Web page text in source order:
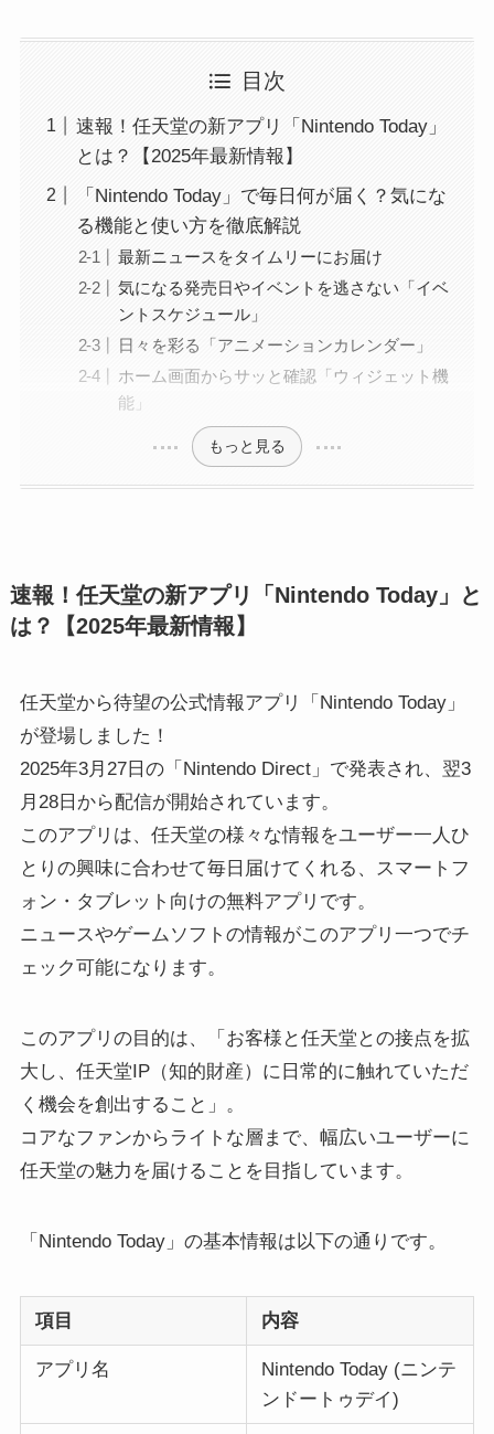
目次
速報！任天堂の新アプリ「Nintendo Today」
とは？【2025年最新情報】
「Nintendo Today」で毎日何が届く？気にな
る機能と使い方を徹底解説
最新ニュースをタイムリーにお届け
気になる発売日やイベントを逃さない「イベ
ントスケジュール」
日々を彩る「アニメーションカレンダー」
ホーム画面からサッと確認「ウィジェット機
能」
もっと見る
速報！任天堂の新アプリ「Nintendo Today」と
は？【2025年最新情報】
任天堂から待望の公式情報アプリ「Nintendo Today」
が登場しました！
2025年3月27日の「Nintendo Direct」で発表され、翌3
月28日から配信が開始されています。
このアプリは、任天堂の様々な情報をユーザー一人ひ
とりの興味に合わせて毎日届けてくれる、スマートフ
ォン・タブレット向けの無料アプリです。
ニュースやゲームソフトの情報がこのアプリ一つでチ
ェック可能になります。
このアプリの目的は、「お客様と任天堂との接点を拡
大し、任天堂IP（知的財産）に日常的に触れていただ
く機会を創出すること」。
コアなファンからライトな層まで、幅広いユーザーに
任天堂の魅力を届けることを目指しています。
「Nintendo Today」の基本情報は以下の通りです。
項目 内容
アプリ名
Nintendo Today (ニンテ
ンドートゥデイ)